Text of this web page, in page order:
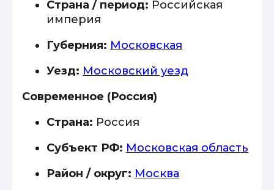
Страна / период: Российская
империя
Губерния: Московская
Уезд: Московский уезд
Современное (Россия)
Страна: Россия
Субъект РФ: Московская область
Район / округ: Москва